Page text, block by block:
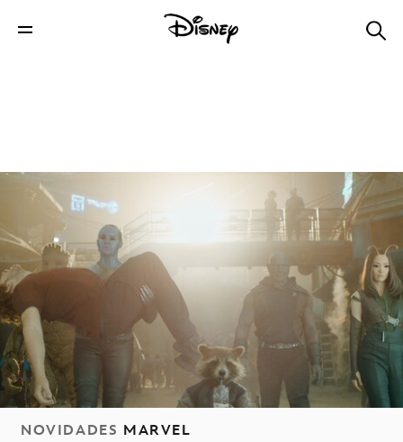
NOVIDADES MARVEL